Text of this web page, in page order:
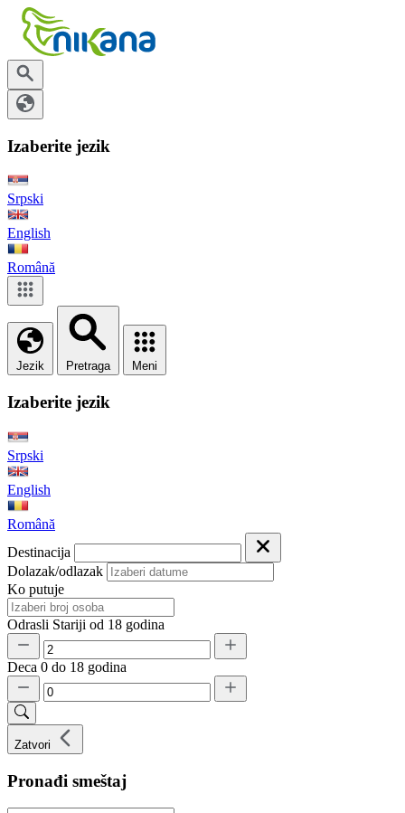
Izaberite jezik
Srpski
English
Română
Jezik Pretraga Meni
Izaberite jezik
Srpski
English
Română
Destinacija
Dolazak/odlazak
Ko putuje
Odrasli Stariji od 18 godina
Deca 0 do 18 godina
Zatvori
Pronađi smeštaj